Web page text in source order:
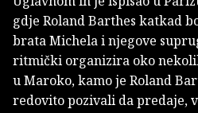
gdje Roland Barthes katkad
brata Michela i njegove
ritmički organizira oko
u Maroko, kamo je Roland
redovito pozivali da predaje,